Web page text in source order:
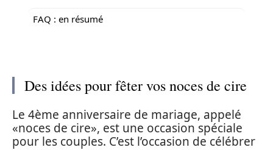
FAQ : en résumé
Des idées pour fêter vos noces de cire
Le 4ème anniversaire de mariage, appelé
«noces de cire», est une occasion spéciale
pour les couples. C’est l’occasion de célébrer